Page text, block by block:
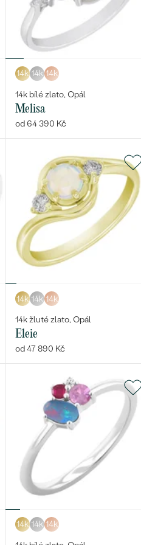
14k 14k 14k
14k bílé zlato, Opál
Melisa
od 64 390 Kč
14k 14k 14k
14k žluté zlato, Opál
Eleie
od 47 890 Kč
14k 14k 14k